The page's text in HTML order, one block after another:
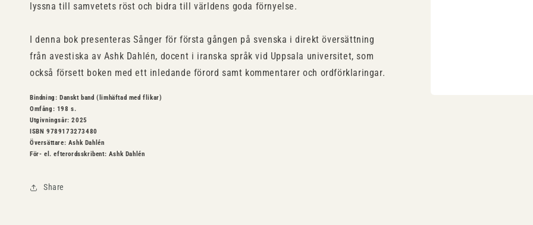
lyssna till samvetets röst och bidra till världens goda förnyelse.
I denna bok presenteras Sånger för första gången på svenska i direkt översättning
från avestiska av Ashk Dahlén, docent i iranska språk vid Uppsala universitet, som
också försett boken med ett inledande förord samt kommentarer och ordförklaringar.
Bindning: Danskt band (limhäftad med flikar)
Omfång: 198 s.
Utgivningsår: 2025
ISBN 9789173273480
Översättare: Ashk Dahlén
För- el. efterordsskribent: Ashk Dahlén
Share